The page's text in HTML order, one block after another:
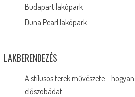
Budapart lakópark
Duna Pearl lakópark
LAKBERENDEZÉS
A stílusos terek művészete –
előszobádat